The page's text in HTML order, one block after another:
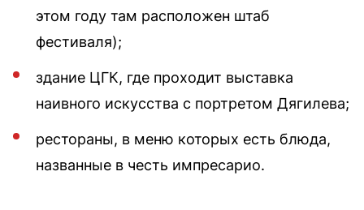
этом году там расположен штаб
фестиваля);
здание ЦГК, где проходит выставка
наивного искусства с портретом Дягилева;
рестораны, в меню которых есть блюда,
названные в честь импресарио.